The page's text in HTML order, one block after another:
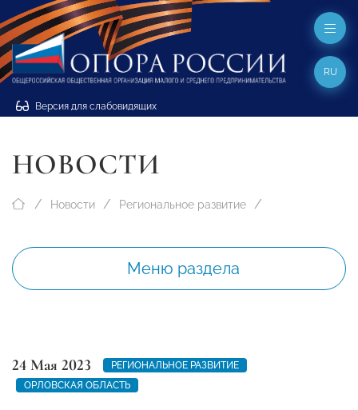
Версия для слабовидящих
RU
НОВОСТИ
Новости Региональное развитие
Меню раздела
24 Мая 2023
РЕГИОНАЛЬНОЕ РАЗВИТИЕ
ОРЛОВСКАЯ ОБЛАСТЬ